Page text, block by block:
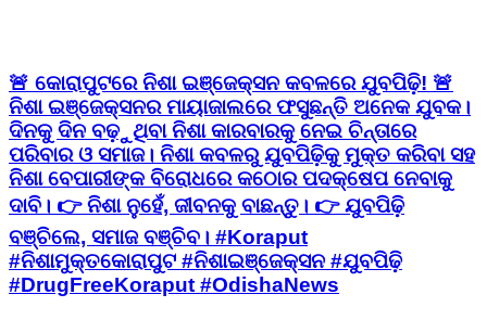
🚨 କୋରାପୁଟରେ ନିଶା ଇଞ୍ଜେକ୍ସନ କବଳରେ ଯୁବପିଢ଼ି! 🚨
ନିଶା ଇଞ୍ଜେକ୍ସନର ମାୟାଜାଲରେ ଫସୁଛନ୍ତି ଅନେକ ଯୁବକ।
ଦିନକୁ ଦିନ ବଢ଼ୁଥିବା ନିଶା କାରବାରକୁ ନେଇ ଚିନ୍ତାରେ
ପରିବାର ଓ ସମାଜ। ନିଶା କବଳରୁ ଯୁବପିଢ଼ିକୁ ମୁକ୍ତ କରିବା ସହ
ନିଶା ବେପାରୀଙ୍କ ବିରୋଧରେ କଠୋର ପଦକ୍ଷେପ ନେବାକୁ
ଦାବି। 👉 ନିଶା ନୁହେଁ, ଜୀବନକୁ ବାଛନ୍ତୁ। 👉 ଯୁବପିଢ଼ି
ବଞ୍ଚିଲେ, ସମାଜ ବଞ୍ଚିବ। #Koraput
#ନିଶାମୁକ୍ତକୋରାପୁଟ #ନିଶାଇଞ୍ଜେକ୍ସନ #ଯୁବପିଢ଼ି
#DrugFreeKoraput #OdishaNews